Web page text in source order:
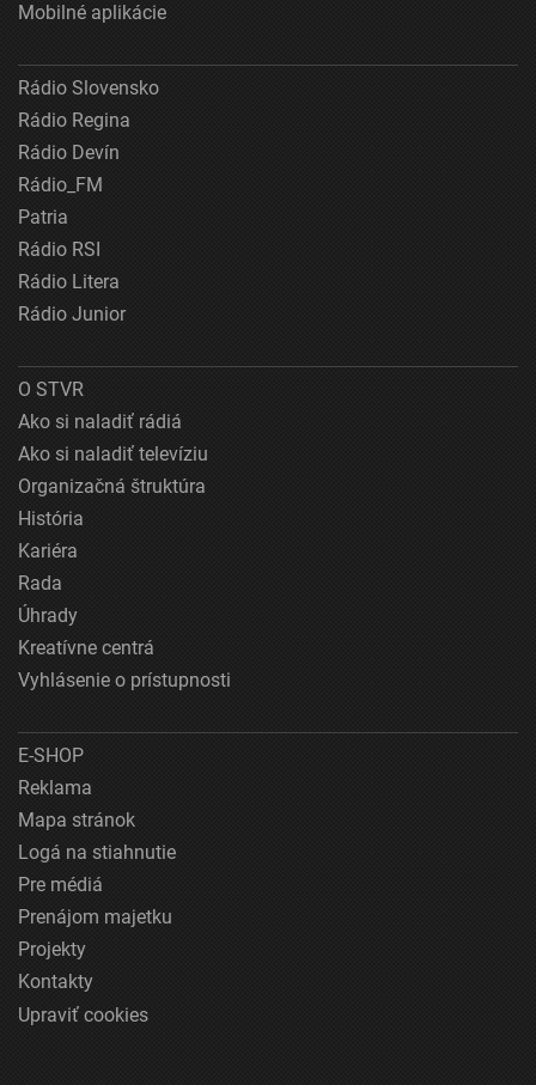
Mobilné aplikácie
Rádio Slovensko
Rádio Regina
Rádio Devín
Rádio_FM
Patria
Rádio RSI
Rádio Litera
Rádio Junior
O STVR
Ako si naladiť rádiá
Ako si naladiť televíziu
Organizačná štruktúra
História
Kariéra
Rada
Úhrady
Kreatívne centrá
Vyhlásenie o prístupnosti
E-SHOP
Reklama
Mapa stránok
Logá na stiahnutie
Pre médiá
Prenájom majetku
Projekty
Kontakty
Upraviť cookies